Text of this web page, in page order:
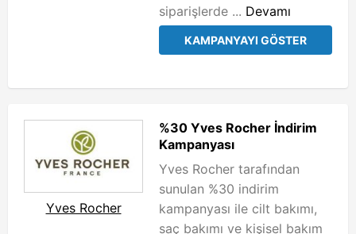
siparişlerde ... Devamı
KAMPANYAYI GÖSTER
Yves Rocher
%30 Yves Rocher İndirim
Kampanyası
Yves Rocher tarafından
sunulan %30 indirim
kampanyası ile cilt bakımı,
saç bakımı ve kişisel bakım